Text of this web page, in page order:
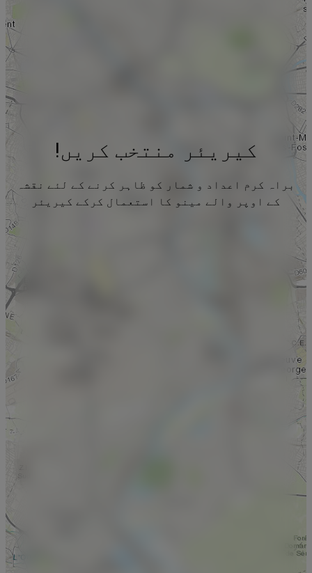
کیریئر منتخب کریں!
براہ کرم اعداد و شمار کو ظاہر کرنے کے لئے نقشہ
کے اوپر والے مینو کا استعمال کرکے کیریئر